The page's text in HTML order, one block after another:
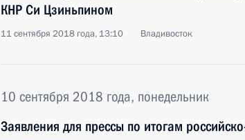
КНР Си Цзиньпином
11 сентября 2018 года, 13:10 Владивосток
10 сентября 2018 года, понедельник
Заявления для прессы по итогам